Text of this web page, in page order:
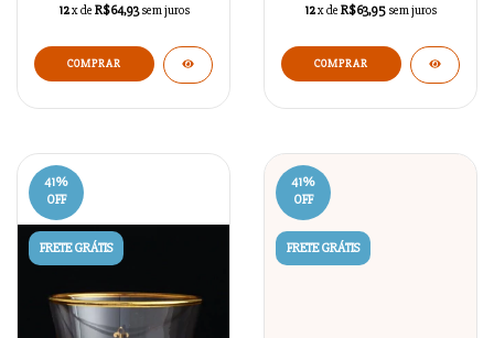
12x de R$64,93 sem juros 12x de R$63,95 sem juros
41%
OFF
FRETE GRÁTIS
41%
OFF
FRETE GRÁTIS